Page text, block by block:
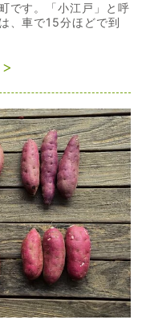
です。「小江戸」と呼
、車で15分ほどで到